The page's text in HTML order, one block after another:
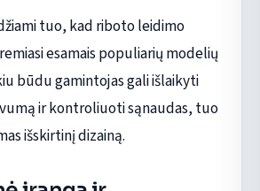
tuo, kad riboto leidimo
esamais populiarių modelių
būdu gamintojas gali išlaikyti
ir kontroliuoti sąnaudas, tuo
išskirtinį dizainą.